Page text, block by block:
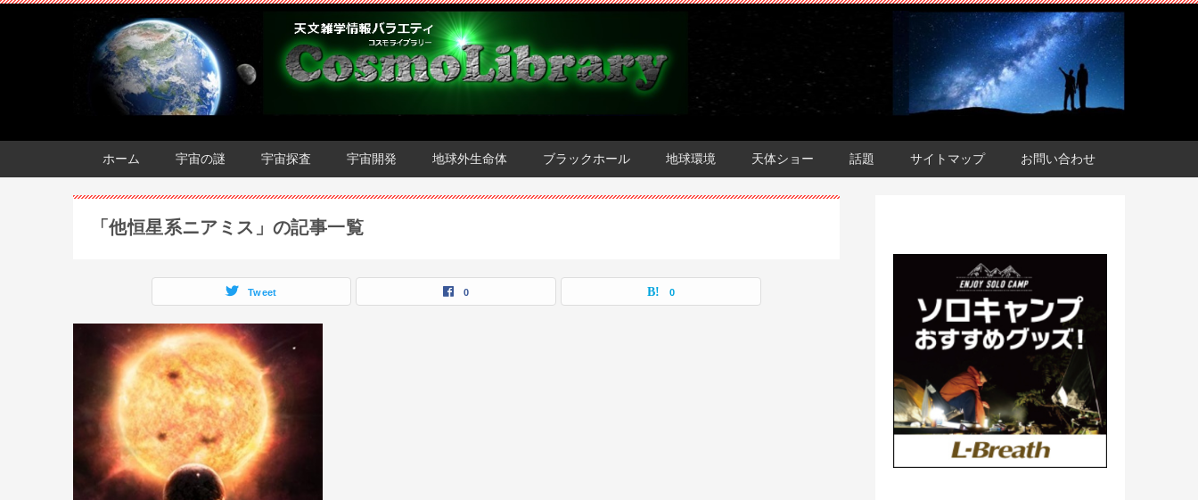
ホーム 宇宙の謎 宇宙探査 宇宙開発 地球外生命体 ブラックホール 地球環境 天体ショー 話題 サイトマップ お問い合わせ
「他恒星系ニアミス」の記事一覧
Tweet 0 0